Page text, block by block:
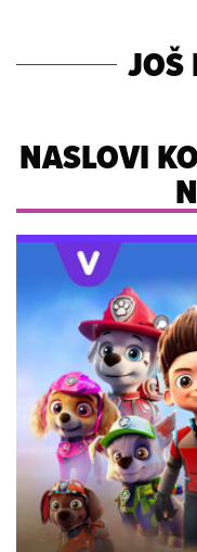
JOŠ
NASLOVI